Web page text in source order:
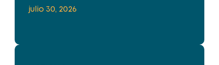
julio 30, 2026